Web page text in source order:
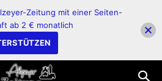
Zeitung mit einer Seiten-
ab 2 € monatlich